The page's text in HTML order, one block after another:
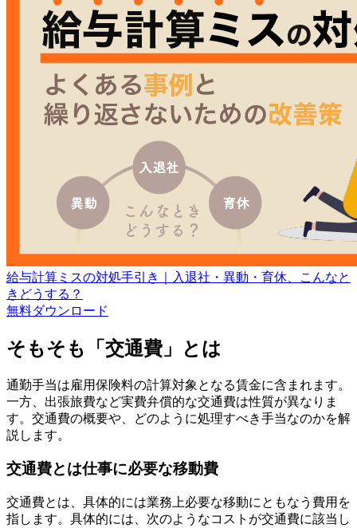
給与計算ミスの対処手引き｜入退社・異動・育休、こんなと
きどうする？
無料ダウンロード
そもそも「交通費」とは
通勤手当は雇用保険料の計算対象となる賃金に含まれます。
一方、出張旅費など実費弁償的な交通費は性質が異なりま
す。交通費の概要や、どのように処理すべき手当なのかを解
説します。
交通費とは仕事に必要な移動費
交通費とは、具体的には業務上必要な移動にともなう費用を
指します。具体的には、次のようなコストが交通費に該当し